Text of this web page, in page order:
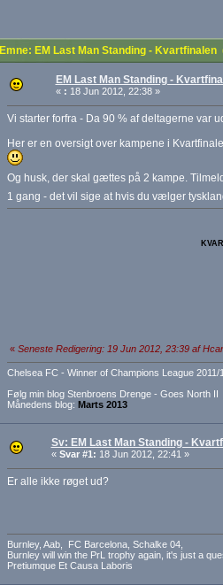
Emne: EM Last Man Standing -
EM Last Man Standing -
« : 18 Jun 2012, 22:38 »
Vi starter forfra - Da 90 % af deltagerne var
Her er en oversigt over kampene i
Og husk, der skal gættes på 2 kampe.
1 gang - det vil sige at hvis du vælger
« Seneste Redigering: 19 Jun 2012, 23:39 af
Chelsea FC - Winner of Champions League 2011/
Følg min blog Stenbroens Drenge - Goes North II
Månedens blog: Marts 2013
Sv: EM Last Man Standing -
« Svar #1: 18 Jun 2012, 22:41 »
Er alle ikke røget ud?
Burnley, Aab, FC Barcelona, Schalke 04,
Burnley will win the PrL trophy again, it's just a
Pretiumque Et Causa Laboris